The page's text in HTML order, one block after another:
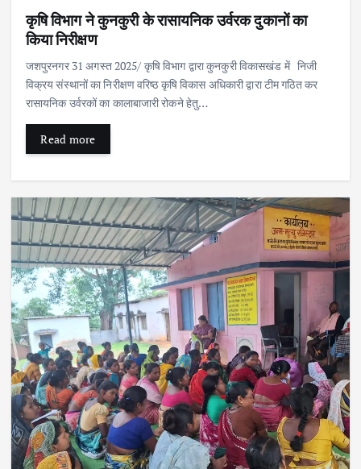
कृषि विभाग ने कुनकुरी के रासायनिक उर्वरक दुकानों का
किया निरीक्षण
जशपुरनगर 31 अगस्त 2025/ कृषि विभाग द्वारा कुनकुरी विकासखंड में निजी
विक्रय संस्थानों का निरीक्षण वरिष्ठ कृषि विकास अधिकारी द्वारा टीम गठित कर
रासायनिक उर्वरकों का कालाबाजारी रोकने हेतु…
Read more